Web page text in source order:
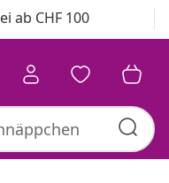
ab CHF 100